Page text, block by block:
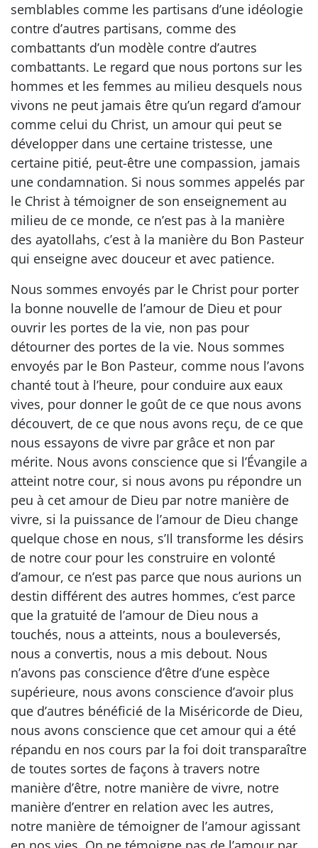
semblables comme les partisans d’une idéologie
contre d’autres partisans, comme des
combattants d’un modèle contre d’autres
combattants. Le regard que nous portons sur les
hommes et les femmes au milieu desquels nous
vivons ne peut jamais être qu’un regard d’amour
comme celui du Christ, un amour qui peut se
développer dans une certaine tristesse, une
certaine pitié, peut-être une compassion, jamais
une condamnation. Si nous sommes appelés par
le Christ à témoigner de son enseignement au
milieu de ce monde, ce n’est pas à la manière
des ayatollahs, c’est à la manière du Bon Pasteur
qui enseigne avec douceur et avec patience.
Nous sommes envoyés par le Christ pour porter
la bonne nouvelle de l’amour de Dieu et pour
ouvrir les portes de la vie, non pas pour
détourner des portes de la vie. Nous sommes
envoyés par le Bon Pasteur, comme nous l’avons
chanté tout à l’heure, pour conduire aux eaux
vives, pour donner le goût de ce que nous avons
découvert, de ce que nous avons reçu, de ce que
nous essayons de vivre par grâce et non par
mérite. Nous avons conscience que si l’Évangile a
atteint notre cour, si nous avons pu répondre un
peu à cet amour de Dieu par notre manière de
vivre, si la puissance de l’amour de Dieu change
quelque chose en nous, s’Il transforme les désirs
de notre cour pour les construire en volonté
d’amour, ce n’est pas parce que nous aurions un
destin différent des autres hommes, c’est parce
que la gratuité de l’amour de Dieu nous a
touchés, nous a atteints, nous a bouleversés,
nous a convertis, nous a mis debout. Nous
n’avons pas conscience d’être d’une espèce
supérieure, nous avons conscience d’avoir plus
que d’autres bénéficié de la Miséricorde de Dieu,
nous avons conscience que cet amour qui a été
répandu en nos cours par la foi doit transparaître
de toutes sortes de façons à travers notre
manière d’être, notre manière de vivre, notre
manière d’entrer en relation avec les autres,
notre manière de témoigner de l’amour agissant